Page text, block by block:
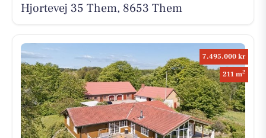
Hjortevej 35 Them, 8653 Them
7.495.000 kr
211 m2